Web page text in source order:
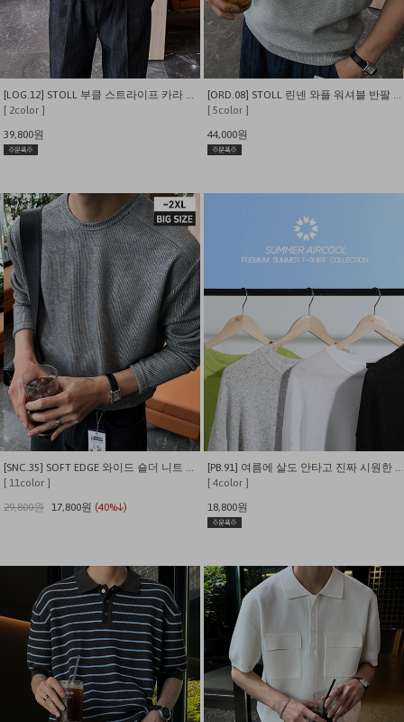
[LOG.12] STOLL 부클 스트라이프 카라 니트
[ 2color ]
39,800원
[ORD.08] STOLL 린넨 와플 워셔블 반팔 카라 니트
[ 5color ]
44,000원
[SNC.35] SOFT EDGE 와이드 숄더 니트 티셔츠
[ 11color ]
29,800원 17,800원 (40%↓)
[PB.91] 여름에 살도 안타고 진짜 시원한 스판 린넨 긴팔티
[ 4color ]
18,800원